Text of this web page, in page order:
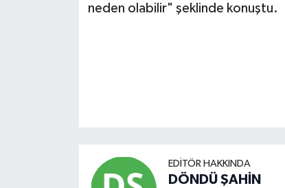
neden olabilir" şeklinde konuştu.
EDITÖR HAKKINDA
DÖNDÜ ŞAHİN